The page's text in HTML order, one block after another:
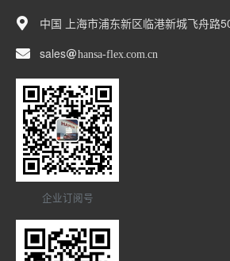
中国 上海市浦东新区临港新城飞舟路
sales
hansa-flex com cn
企业订阅号